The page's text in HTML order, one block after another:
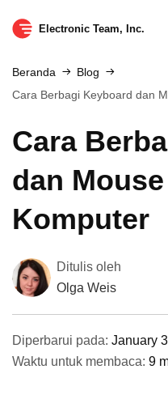
Electronic Team, Inc.
Beranda
Blog
Cara Berbagi Keyboard dan
Cara
dan
Komputer
Ditulis oleh
Olga Weis
Diperbarui pada: January
Waktu untuk membaca: 9